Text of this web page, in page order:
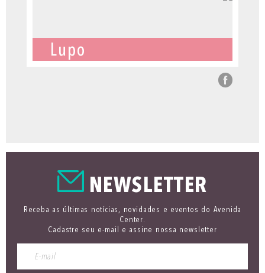
Lupo
NEWSLETTER
Receba as últimas notícias, novidades e eventos do Avenida
Center.
Cadastre seu e-mail e assine nossa newsletter